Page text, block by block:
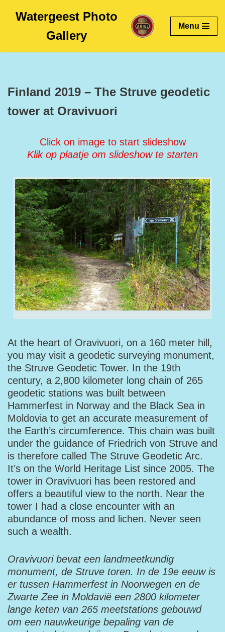
content
Watergeest Photo
Gallery
Menu
Finland 2019 – The Struve geodetic
tower at Oravivuori
Click on image to start slideshow
Klik op plaatje om slideshow te starten
At the heart of Oravivuori, on a 160 meter hill,
you may visit a geodetic surveying monument,
the Struve Geodetic Tower. In the 19th
century, a 2,800 kilometer long chain of 265
geodetic stations was built between
Hammerfest in Norway and the Black Sea in
Moldovia to get an accurate measurement of
the Earth’s circumference. This chain was built
under the guidance of Friedrich von Struve and
is therefore called The Struve Geodetic Arc.
It’s on the World Heritage List since 2005. The
tower in Oravivuori has been restored and
offers a beautiful view to the north. Near the
tower I had a close encounter with an
abundance of moss and lichen. Never seen
such a wealth.
Oravivuori bevat een landmeetkundig
monument, de Struve toren. In de 19e eeuw is
er tussen Hammerfest in Noorwegen en de
Zwarte Zee in Moldavië een 2800 kilometer
lange keten van 265 meetstations gebouwd
om een nauwkeurige bepaling van de